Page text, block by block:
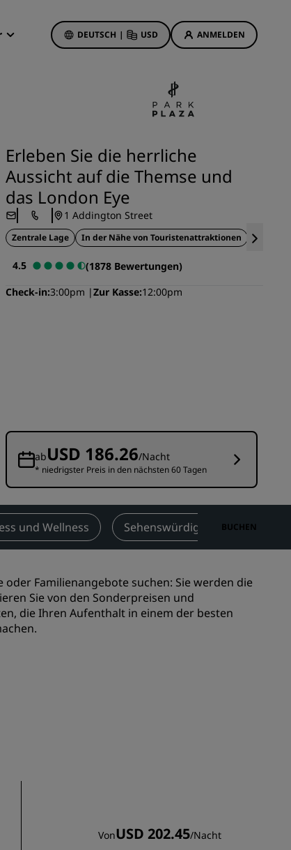
DEUTSCH | USD ANMELDEN
Hotelangebote
Bonus für die erste Buchung
Deals of the Day
Im Voraus buchen
Unsere Angebote anzeigen
Reisevorschläge
Familienfreundliche Hotels
Besuchen Sie unseren Blog
Radisson Rewards
Entdecken Sie Radisson Rewards
Vorteile
So verwenden Sie Punkte
Bookers and Planners
Erleben Sie die herrliche
Aussicht auf die Themse und
das London Eye
1 Addington Street
Zentrale Lage In der Nähe von Touristenattraktionen
4.5
(1878 Bewertungen)
Check-in 3:00pm Zur Kasse 12:00pm
abUSD 186.26/Nacht
* niedrigster Preis in den nächsten 60 Tagen
und Wellness Sehenswürdigkeiten in der
BUCHEN
Familienangebote suchen: Sie werden die
Sie von den Sonderpreisen und
die Ihren Aufenthalt in einem der besten
VonUSD 202.45/Nacht